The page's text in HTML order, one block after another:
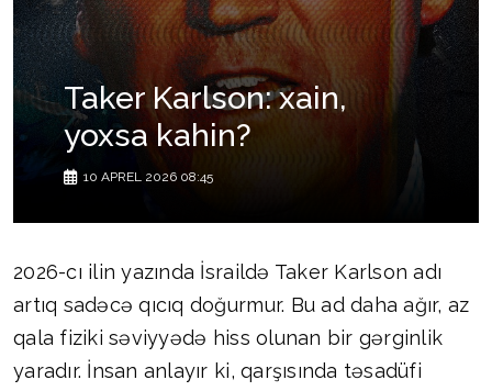
Taker Karlson: xain,
yoxsa kahin?
10 APREL 2026 08:45
2026-cı ilin yazında İsraildə Taker Karlson adı
artıq sadəcə qıcıq doğurmur. Bu ad daha ağır, az
qala fiziki səviyyədə hiss olunan bir gərginlik
yaradır. İnsan anlayır ki, qarşısında təsadüfi